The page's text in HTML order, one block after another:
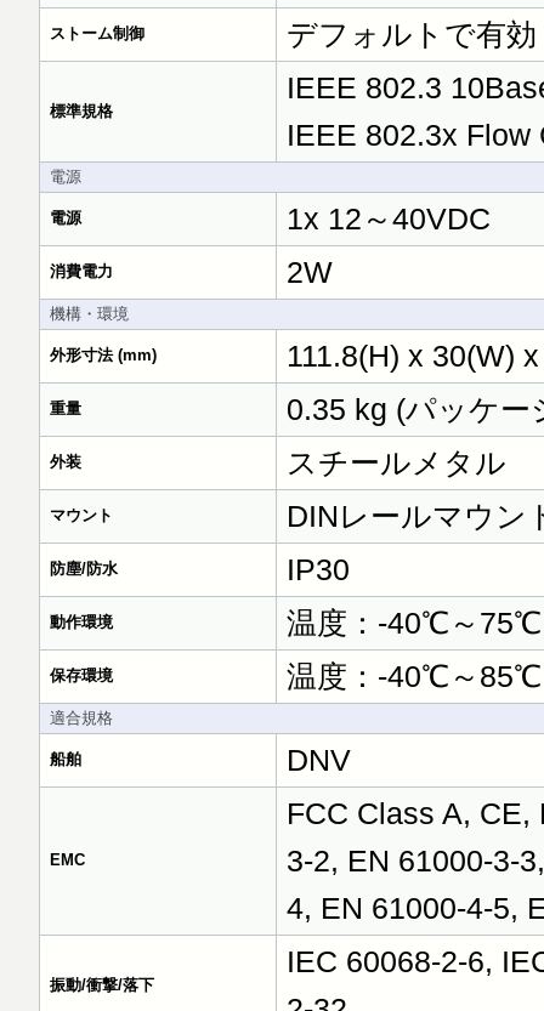
ストーム制御 デフォルトで有効
標準規格
IEEE 802.3
IEEE 802.3x Flow
電源
電源 1x 12～40VDC
消費電力 2W
機構・環境
外形寸法 (mm) 111.8(H) x 30(W)
重量 0.35 kg (パッケー
外装 スチールメタル
マウント DINレールマウン
防塵/防水 IP30
動作環境 温度：-40℃～
保存環境 温度：-40℃～
適合規格
船舶 DNV
EMC
FCC Class A, CE,
3-2, EN 61000-3-
4, EN 61000-4-5,
振動/衝撃/落下
IEC 60068-2-6,